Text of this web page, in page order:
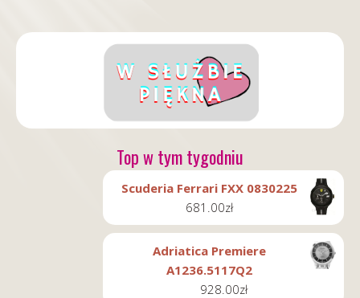
Top w tym tygodniu
Scuderia Ferrari FXX 0830225
681.00zł
Adriatica Premiere
A1236.5117Q2
928.00zł